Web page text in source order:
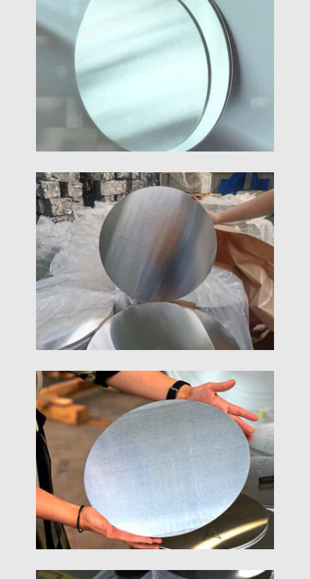
5454 алюмінієвий диск відноситься до круглого
листа алюмінієвого сплаву, виготовленого з 5454
алюмінієвий сплав як сировина.
8011 Алюмінієве Коло
8011 алюмінієвий круговий диск - це кований
сплав, який переважно складається з алюмінію,
прасувати, і кремнію, разом з іншими
мікроелементами. Належить до серії
алюмінієвих сплавів 8xxx
5052 Алюмінієве Коло
5052 алюмінієве коло - це a 5000 серія AL-Mg
сплав коло, який є найміцнішим алюмінієвим
кругом серед сплавів, що не піддаються